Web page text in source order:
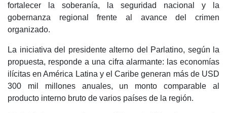
fortalecer la soberanía, la seguridad nacional y la
gobernanza regional frente al avance del crimen
organizado.
La iniciativa del presidente alterno del Parlatino, según la
propuesta, responde a una cifra alarmante: las economías
ilícitas en América Latina y el Caribe generan más de USD
300 mil millones anuales, un monto comparable al
producto interno bruto de varios países de la región.